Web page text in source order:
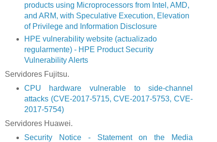
products using Microprocessors from Intel, AMD,
and ARM, with Speculative Execution, Elevation
of Privilege and Information Disclosure
HPE vulnerability website (actualizado
regularmente) - HPE Product Security
Vulnerability Alerts
Servidores Fujitsu.
CPU hardware vulnerable to side-channel
attacks (CVE-2017-5715, CVE-2017-5753, CVE-
2017-5754)
Servidores Huawei.
Security Notice - Statement on the Media